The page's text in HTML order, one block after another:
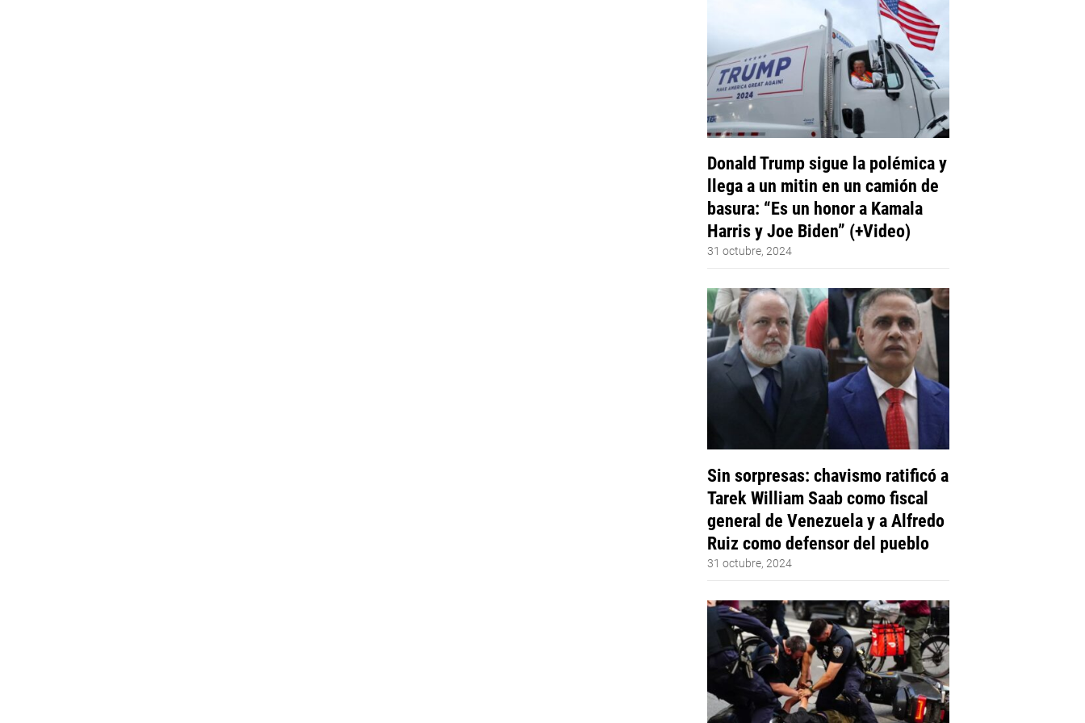
Donald Trump sigue la polémica y
llega a un mitin en un camión de
basura: “Es un honor a Kamala
Harris y Joe Biden” (+Video)
31 octubre, 2024
Sin sorpresas: chavismo ratificó a
Tarek William Saab como fiscal
general de Venezuela y a Alfredo
Ruiz como defensor del pueblo
31 octubre, 2024